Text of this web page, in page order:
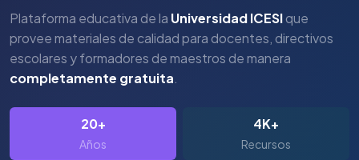
Plataforma educativa de la Universidad ICESIque
provee materiales de calidad para docentes, directivos
escolares y formadores de maestros de manera
completamente gratuita.
20+
Años
4K+
Recursos